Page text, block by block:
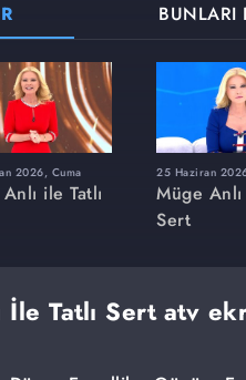
BUNLARI
2026, Cuma
ile Tatlı
25 Haziran
Müge Anlı
Sert
İle Tatlı Sert atv